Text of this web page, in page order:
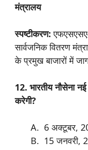
मंत्रालय
स्पष्टीकरण:
सार्वजनिक वितरण
के प्रमुख बाजारों में
12. भारतीय नौसेना
करेगी?
6 अक्टूबर,
15 जनवरी,